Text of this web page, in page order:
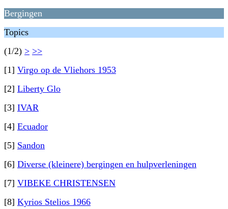
Bergingen
Topics
(1/2) > >>
[1] Virgo op de Vliehors 1953
[2] Liberty Glo
[3] IVAR
[4] Ecuador
[5] Sandon
[6] Diverse (kleinere) bergingen en hulpverleningen
[7] VIBEKE CHRISTENSEN
[8] Kyrios Stelios 1966